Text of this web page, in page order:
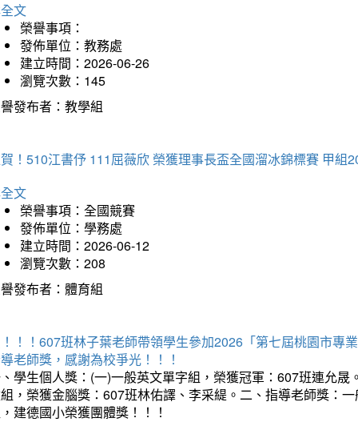
文
榮譽事項：
發佈單位：教務處
建立時間：2026-06-26
瀏覽次數：145
發布者：教學組
！510江書伃 111屈薇欣 榮獲理事長盃全國溜冰錦標賽 甲組
文
榮譽事項：全國競賽
發佈單位：學務處
建立時間：2026-06-12
瀏覽次數：208
發布者：體育組
！！607班林子葉老師帶領學生參加2026「第七屆桃園市專
老師獎，感謝為校爭光！！！
學生個人獎：(一)一般英文單字組，榮獲冠軍：607班連允
，榮獲金腦獎：607班林佑譯、李采緹。二、指導老師獎：
建德國小榮獲團體獎！！！